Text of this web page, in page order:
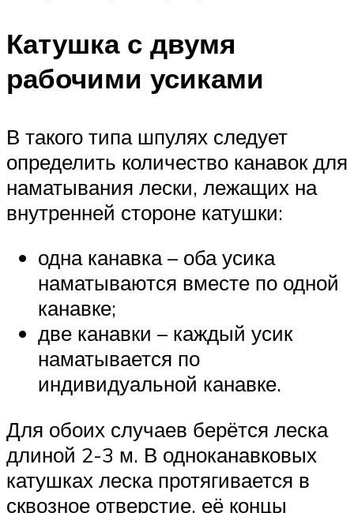
Катушка с двумя
рабочими усиками
В такого типа шпулях следует
определить количество канавок для
наматывания лески, лежащих на
внутренней стороне катушки:
одна канавка – оба усика
наматываются вместе по одной
канавке;
две канавки – каждый усик
наматывается по
индивидуальной канавке.
Для обоих случаев берётся леска
длиной 2-3 м. В одноканавковых
катушках леска протягивается в
сквозное отверстие, её концы